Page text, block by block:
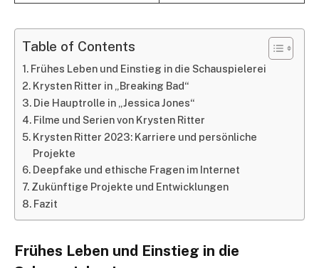
Table of Contents
Frühes Leben und Einstieg in die Schauspielerei
Krysten Ritter in „Breaking Bad“
Die Hauptrolle in „Jessica Jones“
Filme und Serien von Krysten Ritter
Krysten Ritter 2023: Karriere und persönliche
Projekte
Deepfake und ethische Fragen im Internet
Zukünftige Projekte und Entwicklungen
Fazit
Frühes Leben und Einstieg in die